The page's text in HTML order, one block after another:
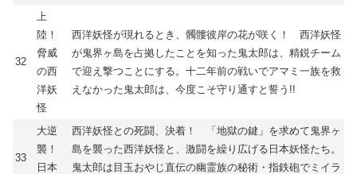
32
上
陸！
脅威
の西
洋妖
怪
西洋妖怪が現れるとき、髑髏彼岸の花が咲く！ 西洋妖怪
が鬼界ヶ島を占拠したことを知った鬼太郎は、精鋭チーム
で迎え撃つことにする。十二年前の戦いでアマミ一族を救
えなかった鬼太郎は、今度こそ守り通すと誓う!!
33
大逆
襲！
日本
西洋妖怪との死闘、決着！ 「地獄の鍵」を求めて鬼界ヶ
島を襲った西洋妖怪と、激闘を繰り広げる日本妖怪たち。
鬼太郎は目玉おやじ直伝の幽霊族の秘術・指鉄砲でミイラ